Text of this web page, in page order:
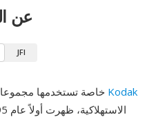
عن
JFI
Kodak